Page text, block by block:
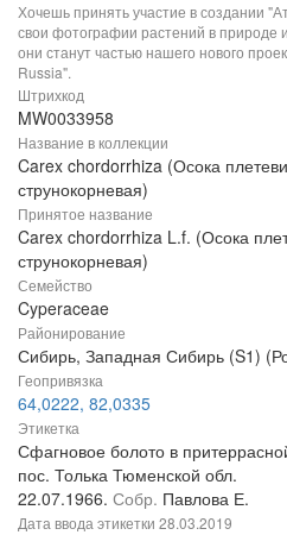
Хочешь принять участие в создании
свои фотографии растений в природе
они станут частью нашего нового
Russia".
Штрихкод
MW0033958
Название в коллекции
Carex chordorrhiza (Осока
струнокорневая)
Принятое название
Carex chordorrhiza L.f. (Осока
струнокорневая)
Семейство
Cyperaceae
Районирование
Сибирь, Западная Сибирь (S1)
Геопривязка
64,0222, 82,0335
Этикетка
Сфагновое болото в
пос. Толька Тюменской обл.
22.07.1966. Собр. Павлова Е.
Дата ввода этикетки 28.03.2019